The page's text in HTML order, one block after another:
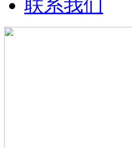
联系我们